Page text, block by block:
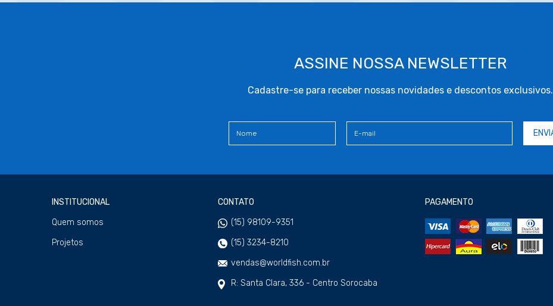
ASSINE NOSSA NEWSLETTER
Cadastre-se para receber nossas novidades e descontos exclusivos.
INSTITUCIONAL
Quem somos
Projetos
CONTATO
(15) 98109-9351
(15) 3234-8210
vendas@worldfish.com.br
R: Santa Clara, 336 - Centro Sorocaba
PAGAMENTO